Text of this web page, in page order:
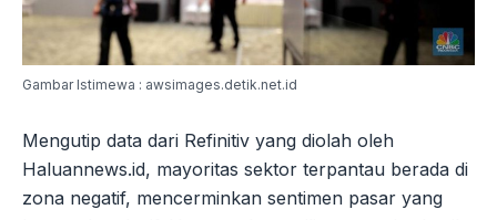
Gambar Istimewa : awsimages.detik.net.id
Mengutip data dari Refinitiv yang diolah oleh
Haluannews.id, mayoritas sektor terpantau berada di
zona negatif, mencerminkan sentimen pasar yang